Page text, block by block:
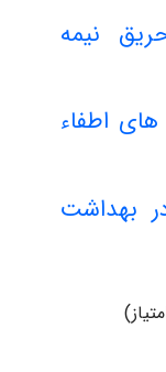
نیمه
اطفاء
بهداشت